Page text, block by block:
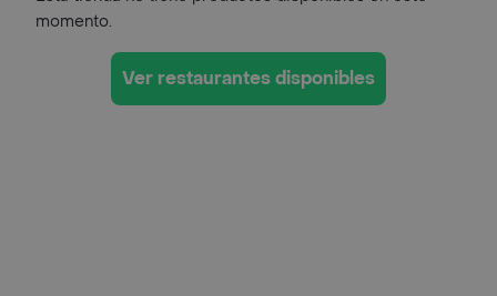
momento.
Ver restaurantes disponibles